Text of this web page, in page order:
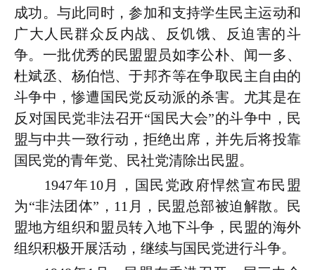
成功。与此同时，参加和支持学生民主运动和
广大人民群众反内战、反饥饿、反迫害的斗
争。一批优秀的民盟盟员如李公朴、闻一多、
杜斌丞、杨伯恺、于邦齐等在争取民主自由的
斗争中，惨遭国民党反动派的杀害。尤其是在
反对国民党非法召开“国民大会”的斗争中，民
盟与中共一致行动，拒绝出席，并先后将投靠
国民党的青年党、民社党清除出民盟。
1947年10月，国民党政府悍然宣布民盟
为“非法团体”，11月，民盟总部被迫解散。民
盟地方组织和盟员转入地下斗争，民盟的海外
组织积极开展活动，继续与国民党进行斗争。